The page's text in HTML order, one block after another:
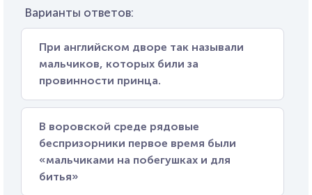
Варианты ответов:
При английском дворе так называли
мальчиков, которых били за
провинности принца.
В воровской среде рядовые
беспризорники первое время были
«мальчиками на побегушках и для
битья»